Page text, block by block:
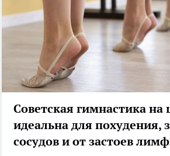
Советская гимнастика
идеальна для похудения,
сосудов и от застоев